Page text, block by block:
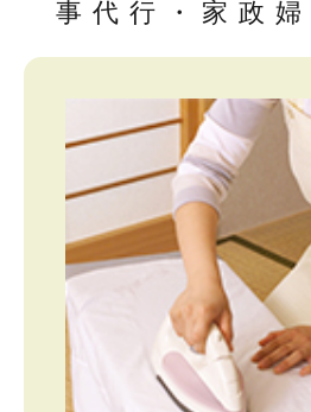
事代行・家政